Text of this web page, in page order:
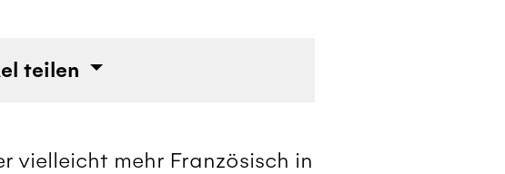
teilen
vielleicht mehr Französisch in